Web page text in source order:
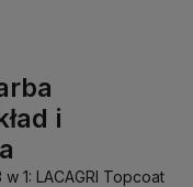
i
1: LACAGRI Topcoat